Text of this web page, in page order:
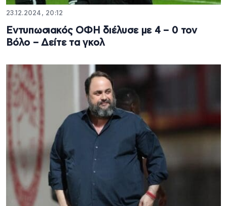
23.12.2024, 20:12
Εντυπωσιακός ΟΦΗ διέλυσε με 4 – 0 τον
Βόλο – Δείτε τα γκολ